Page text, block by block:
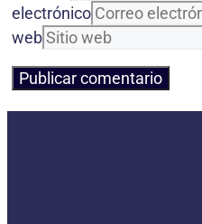
electrónico
web